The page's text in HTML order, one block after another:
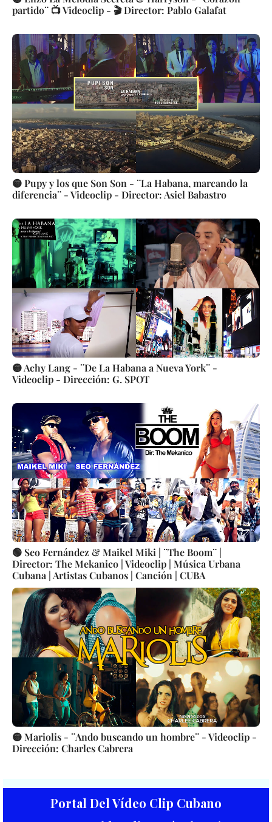
partido¨ 📺 Videoclip - 🎬 Director: Pablo Galafat
🟡 Pupy y los que Son Son - ¨La Habana, marcando la
diferencia¨ - Videoclip - Director: Asiel Babastro
🟡 Achy Lang - ¨De La Habana a Nueva York¨ -
Videoclip - Dirección: G. SPOT
🟢 Seo Fernández & Maikel Miki | ¨The Boom¨ |
Director: The Mekanico | Videoclip | Música Urbana
Cubana | Artistas Cubanos | Canción | CUBA
🟡 Mariolis - ¨Ando buscando un hombre¨ - Videoclip -
Dirección: Charles Cabrera
Portal Del Vídeo Clip Cubano